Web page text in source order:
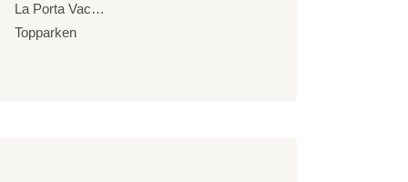
La Porta Vacanze
Topparken